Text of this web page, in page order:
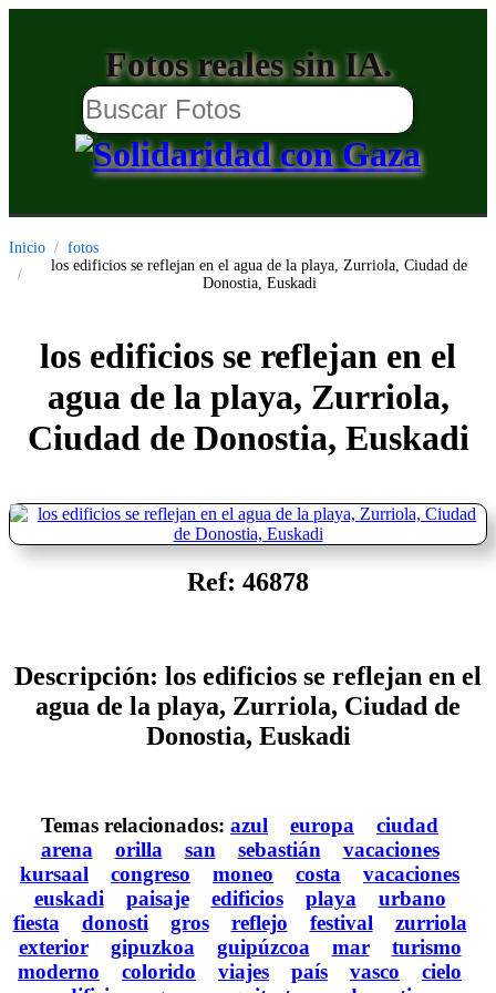
Fotos reales sin IA.
Inicio
fotos
los edificios se reflejan en el agua de la playa, Zurriola, Ciudad de
Donostia, Euskadi
los edificios se reflejan en el
agua de la playa, Zurriola,
Ciudad de Donostia, Euskadi
Ref: 46878
Descripción: los edificios se reflejan en el
agua de la playa, Zurriola, Ciudad de
Donostia, Euskadi
Temas relacionados: azul europa
ciudad
arena
orilla san sebastián
vacaciones
kursaal
congreso moneo costa
vacaciones
euskadi
paisaje edificios playa
urbano
fiesta
donosti gros reflejo festival
zurriola
exterior
gipuzkoa guipúzcoa mar
turismo
moderno
colorido viajes país vasco
cielo